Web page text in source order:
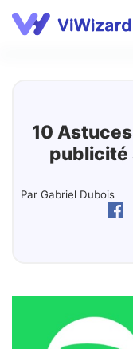
Soutien
10
publicité
Par Gabriel Dubois